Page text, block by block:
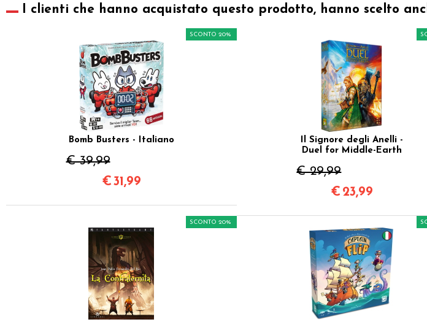
I clienti che hanno acquistato questo prodotto, hanno scelto
Bomb Busters - Italiano
€ 39,99
SCONTO 20%
€31,99
Il Signore degli Anelli -
Duel for Middle-Earth
€ 29,99
€ 23,99
SCONTO 20%